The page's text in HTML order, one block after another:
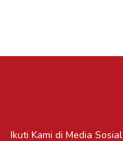
Ikuti Kami di Media Sosial